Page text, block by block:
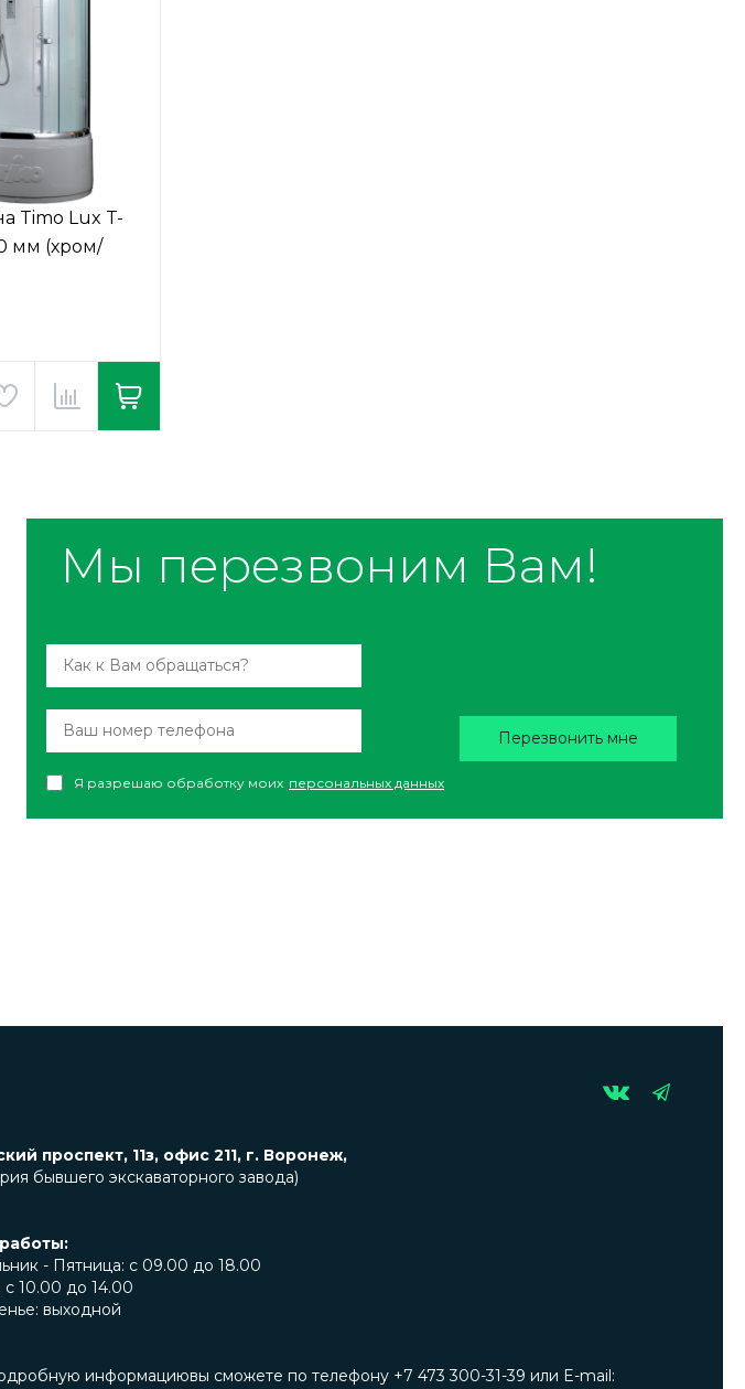
Timo Lux T-
мм (хром/
Мы перезвоним Вам!
Я разрешаю обработку моих персональных данных
Перезвонить мне
проспект, 11з, офис 211, г. Воронеж,
бывшего экскаваторного завода)
- Пятница: с 09.00 до 18.00
с 10.00 до 14.00
выходной
информациювы сможете по телефону +7 473 300-31-39 или E-mail: